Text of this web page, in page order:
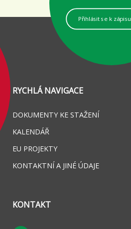
RYCHLÁ NAVIGACE
DOKUMENTY KE STAŽENÍ
KALENDÁŘ
EU PROJEKTY
KONTAKTNÍ A JINÉ ÚDAJE
KONTAKT
Přihlásit se k zápisu